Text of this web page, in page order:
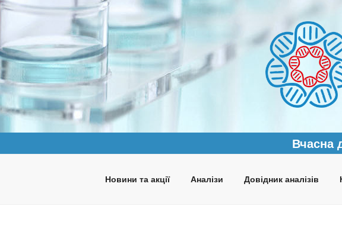
Перейти
ПАНАКЕЯ
Медична лабораторія
Вчасна
Новини та акції Аналізи Довідник аналізів